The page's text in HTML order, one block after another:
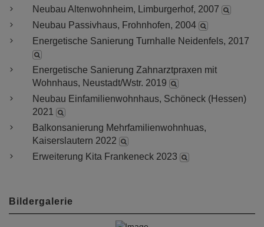
Neubau Altenwohnheim, Limburgerhof, 2007
Neubau Passivhaus, Frohnhofen, 2004
Energetische Sanierung Turnhalle Neidenfels, 2017
Energetische Sanierung Zahnarztpraxen mit
Wohnhaus, Neustadt/Wstr. 2019
Neubau Einfamilienwohnhaus, Schöneck (Hessen)
2021
Balkonsanierung Mehrfamilienwohnhuas,
Kaiserslautern 2022
Erweiterung Kita Frankeneck 2023
Bildergalerie